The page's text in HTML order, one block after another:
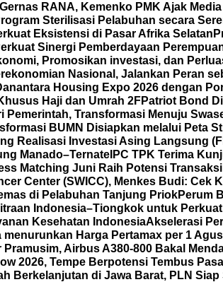
RANA, Kemenko PMK Ajak
Sterilisasi Pelabuhan secara
Eksistensi di Pasar Afrika Selatan
Sinergi Pemberdayaan
Promosikan investasi, dan
Nasional, Jalankan Peran
Housing Expo 2026 dengan
Haji dan Umrah 2FPatriot Bond
Transformasi Menuju
BUMN Disiapkan melalui Peta
Realisasi Investasi Asing Langsung
Manado–Ternate IPC TPK Terima
Matching Juni Raih Potensi
Center (SWICC), Menkes Budi:
di Pelabuhan Tanjung PriokPerum
Indonesia–Tiongkok untuk
Kesehatan IndonesiaAkselerasi
Harga Pertamax per 1
Pramusim, Airbus A380-800 Bakal
2026, Tempe Berpotensi Tembus
Berkelanjutan di Jawa Barat, PLN